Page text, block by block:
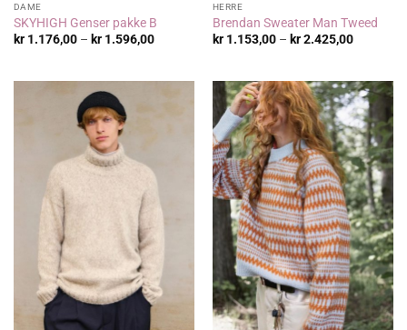
DAME
SKYHIGH Genser pakke B
kr1.176,00 – kr1.596,00Prisområde:
HERRE
Brendan Sweater Man Tweed
kr1.153,00 – kr2.425,00